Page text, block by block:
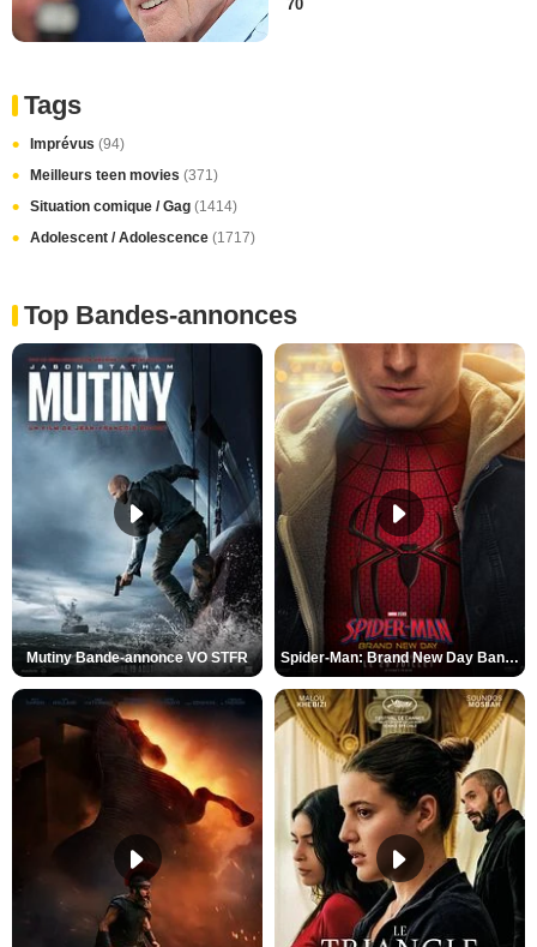
70
Tags
Imprévus (94)
Meilleurs teen movies (371)
Situation comique / Gag (1414)
Adolescent / Adolescence (1717)
Top Bandes-annonces
Mutiny Bande-annonce VO STFR Spider-Man: Brand New Day Bande-annonce VO STFR